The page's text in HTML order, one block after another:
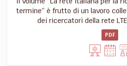
termine” è frutto di un lavoro
dei ricercatori della rete
PDF